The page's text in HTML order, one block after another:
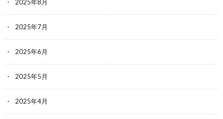
2025年8月
2025年7月
2025年6月
2025年5月
2025年4月